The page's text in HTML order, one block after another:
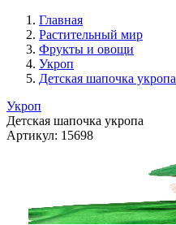
Главная
Растительный мир
Фрукты и овощи
Укроп
Детская шапочка укропа
Укроп
Детская шапочка укропа
Артикул: 15698